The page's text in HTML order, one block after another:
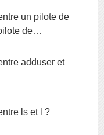
un pilote de
de
adduser et
ls et l ?